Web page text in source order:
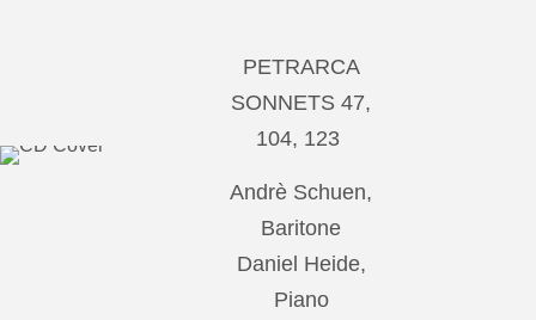
PETRARCA
SONNETS 47,
104, 123
Andrè Schuen,
Baritone
Daniel Heide,
Piano